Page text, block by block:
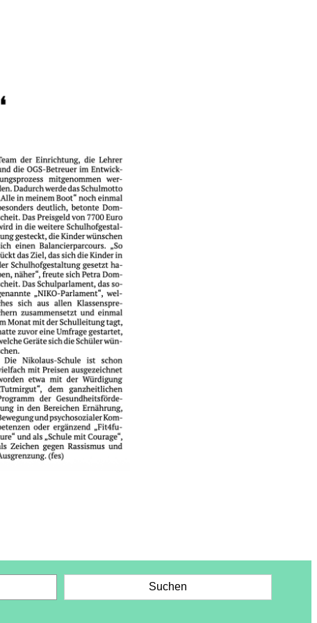
Suchen